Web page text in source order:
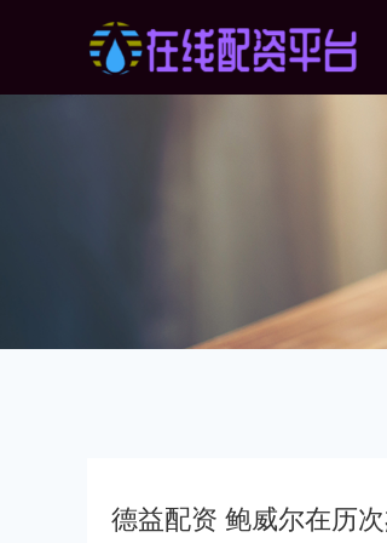
德益配资 鲍威尔在历